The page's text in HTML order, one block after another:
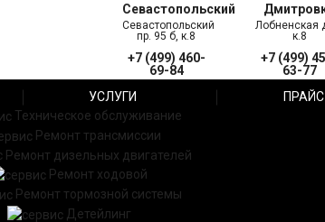
Севастопольский
Севастопольский
пр. 95 б, к.8
+7 (499) 460-
69-84
Лобненская
к.8
+7 (499)
63-77
УСЛУГИ
Техническое обслуживание
Ремонт трансмиссии
Ремонт дизельных двигателей
Ремонт ходовой
Ремонт тормозной системы
Детейлинг